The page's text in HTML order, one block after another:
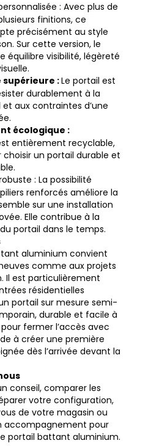
: Avec plus de
finitions, ce
précisément au style
Sur cette version, le
équilibre visibilité, légèreté
supérieure :Le portail est
durablement à la
et aux contraintes d’une
écologique :
entièrement recyclable,
un portail durable et
: La possibilité
renforcés améliore la
sur une installation
Elle contribue à la
portail dans le temps.
aluminium convient
comme aux projets
Il est particulièrement
résidentielles
portail sur mesure semi-
durable et facile à
fermer l’accès avec
à créer une première
dès l’arrivée devant la
conseil, comparer les
votre configuration,
de votre magasin ou
accompagnement pour
portail battant aluminium.